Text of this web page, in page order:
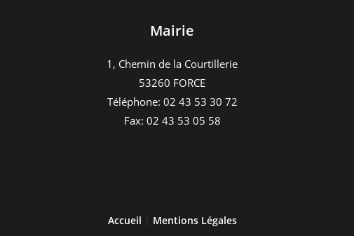
Mairie
1, Chemin de la Courtillerie
53260 FORCE
Téléphone: 02 43 53 30 72
Fax: 02 43 53 05 58
Accueil Mentions Légales